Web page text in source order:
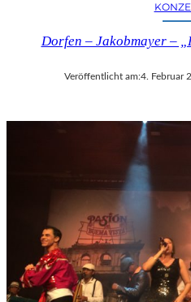
Dorfen – Jakobmayer –
Veröffentlicht am:4. Februar